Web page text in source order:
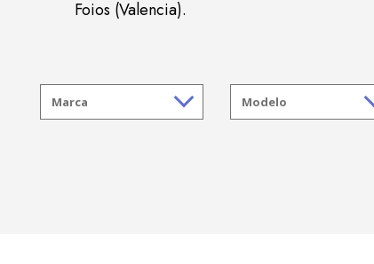
Foios (Valencia).